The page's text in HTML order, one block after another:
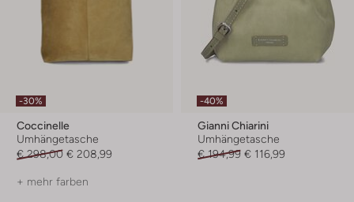
-30%
Coccinelle
Umhängetasche
€ 298,00 € 208,99
+ mehr farben
-40%
Gianni Chiarini
Umhängetasche
€ 194,99 € 116,99